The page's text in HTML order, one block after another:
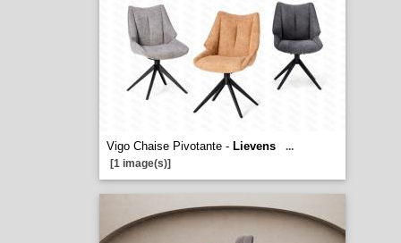
Vigo Chaise Pivotante - Lievens
...
[1 image(s)]